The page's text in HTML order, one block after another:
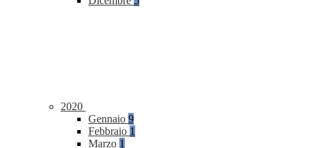
2020
Gennaio 9
Febbraio 1
Marzo 1